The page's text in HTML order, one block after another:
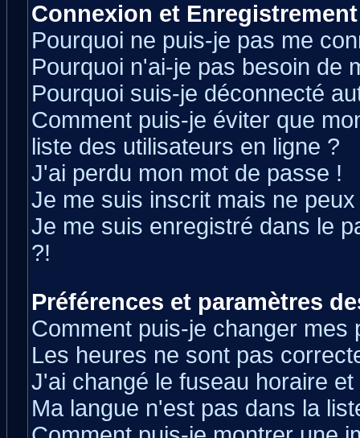
Connexion et Enregistrement
Pourquoi ne puis-je pas me
Pourquoi n'ai-je pas besoin de
Pourquoi suis-je déconnecté
Comment puis-je éviter que
liste des utilisateurs en ligne ?
J'ai perdu mon mot de passe !
Je me suis inscrit mais ne
Je me suis enregistré dans le
?!
Préférences et paramètres
Comment puis-je changer mes
Les heures ne sont pas
J'ai changé le fuseau horaire
Ma langue n'est pas dans la